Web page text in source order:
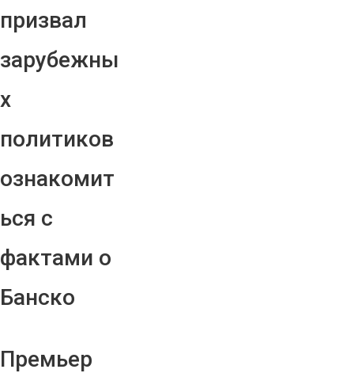
призвал
зарубежны
х
политиков
ознакомит
ься с
фактами о
Банско
Премьер